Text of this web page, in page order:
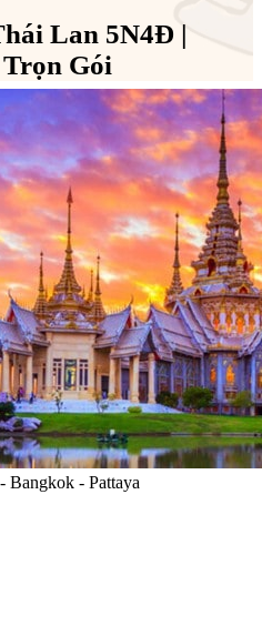
Lan 5N4Đ |
Gói
Bangkok - Pattaya